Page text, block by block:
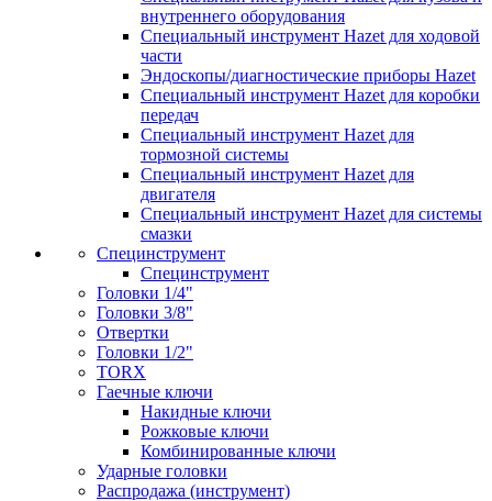
внутреннего оборудования
Специальный инструмент Hazet для ходовой
части
Эндоскопы/диагностические приборы Hazet
Специальный инструмент Hazet для коробки
передач
Специальный инструмент Hazet для
тормозной системы
Специальный инструмент Hazet для
двигателя
Специальный инструмент Hazet для системы
смазки
Специнструмент
Специнструмент
Головки 1/4"
Головки 3/8"
Отвертки
Головки 1/2"
TORX
Гаечные ключи
Накидные ключи
Рожковые ключи
Комбинированные ключи
Ударные головки
Распродажа (инструмент)